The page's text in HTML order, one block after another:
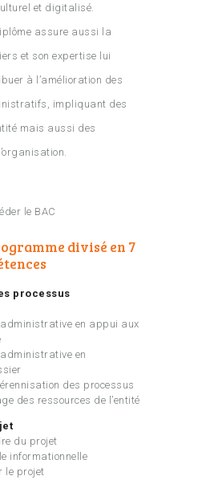
et digitalisé.
assure aussi la
et son expertise lui
à l’amélioration des
impliquant des
mais aussi des
le BAC
divisé en 7
processus
administrative en appui aux
en
des processus
des ressources de l’entité
du projet
informationnelle
le projet